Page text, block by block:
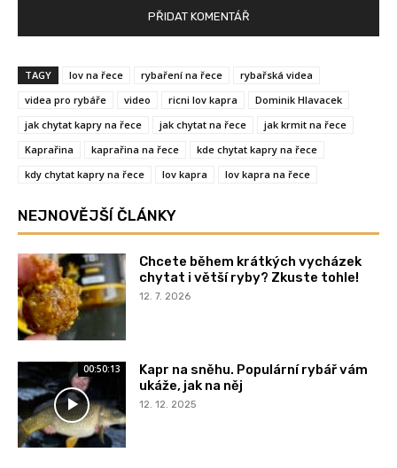
TAGY lov na řece rybaření na řece
rybařská videa
videa pro rybáře
video ricni lov kapra
Dominik Hlavacek
jak chytat kapry na řece
jak chytat na řece
jak krmit na řece
Kaprařina
kaprařina na řece
kde chytat kapry na řece
kdy chytat kapry na řece
lov kapra lov kapra na řece
NEJNOVĚJŠÍ ČLÁNKY
Chcete během krátkých vycházek
chytat i větší ryby? Zkuste tohle!
12. 7. 2026
00:50:13
Kapr na sněhu. Populární rybář vám
ukáže, jak na něj
12. 12. 2025